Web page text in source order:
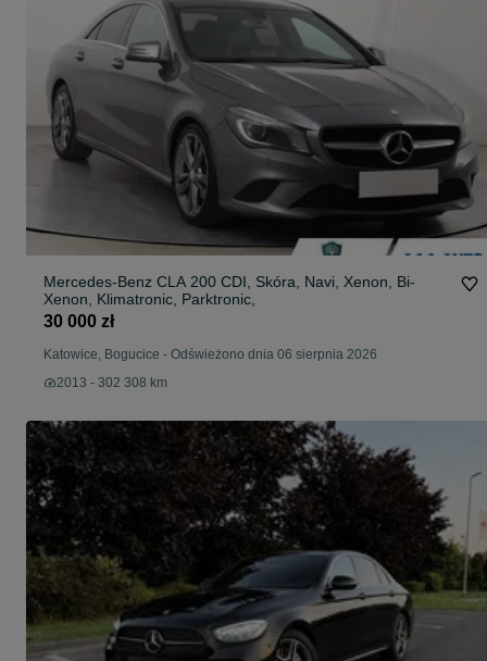
Mercedes-Benz CLA 200 CDI, Skóra, Navi, Xenon, Bi-
Xenon, Klimatronic, Parktronic,
30 000 zł
Katowice, Bogucice - Odświeżono dnia 06 sierpnia 2026
2013 - 302 308 km